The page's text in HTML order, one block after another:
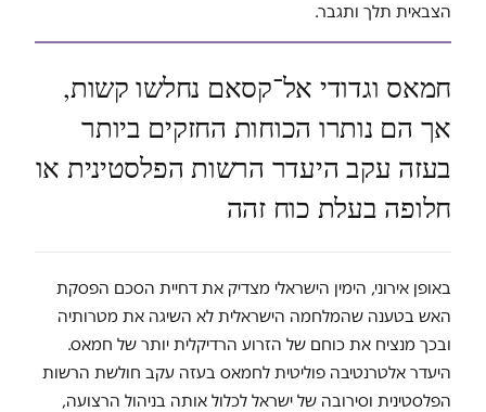
הצבאית תלך ותגבר.
חמאס וגדודי אל־קסאם נחלשו קשות,
אך הם נותרו הכוחות החזקים ביותר
בעזה עקב היעדר הרשות הפלסטינית או
חלופה בעלת כוח זהה
באופן אירוני, הימין הישראלי מצדיק את דחיית הסכם הפסקת
האש בטענה שהמלחמה הישראלית לא השיגה את מטרותיה
ובכך מנציח את כוחם של הזרוע הרדיקלית יותר של חמאס.
היעדר אלטרנטיבה פוליטית לחמאס בעזה עקב חולשת הרשות
הפלסטינית וסירובה של ישראל לכלול אותה בניהול הרצועה,